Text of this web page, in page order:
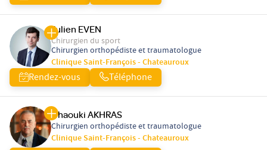
Julien EVEN
Chirurgien du sport
Chirurgien orthopédiste et traumatologue
Clinique Saint-François - Chateauroux
Rendez-vous Téléphone
Chaouki AKHRAS
Chirurgien orthopédiste et traumatologue
Clinique Saint-François - Chateauroux